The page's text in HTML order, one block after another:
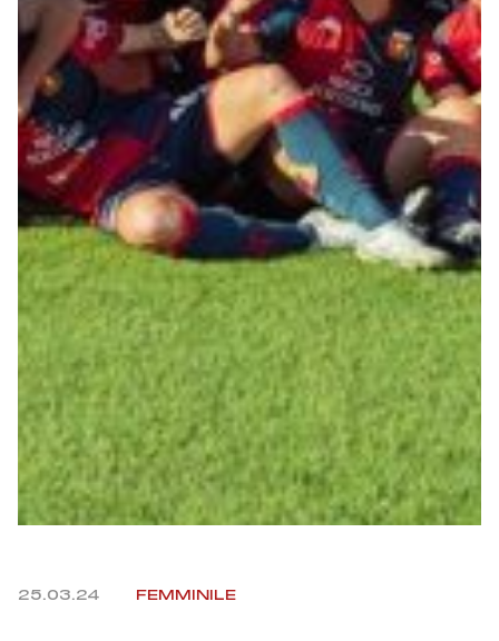
Summer Sale
Mare
Accessori
Party
Outlet
Helan x Genoa
Isolani x Genoa
Gift Card Online Store
25.03.24 FEMMINILE